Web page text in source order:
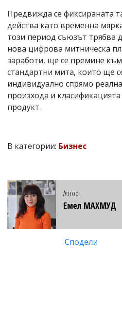
Предвижда се фиксираната
действа като временна
този период съюзът трябва
нова цифрова митническа
заработи, ще се премине
стандартни мита, които ще
индивидуално спрямо
произхода и
продукт.
В категории: Бизнес
Автор
Емел МАХМУД
Сподели